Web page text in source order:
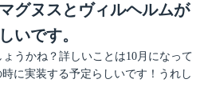
グヌスとヴィルヘルムが
いです。
うかね？詳しいことは10月になって
に実装する予定らしいです！うれし